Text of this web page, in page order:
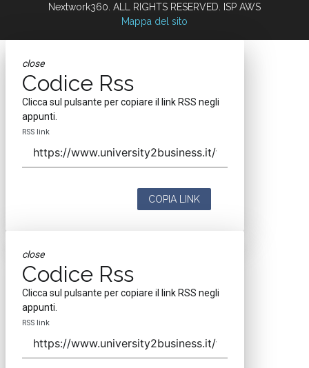
Nextwork360. ALL RIGHTS RESERVED. ISP AWS
Mappa del sito
close
Codice Rss
Clicca sul pulsante per copiare il link RSS negli
appunti.
RSS link
COPIA LINK
close
Codice Rss
Clicca sul pulsante per copiare il link RSS negli
appunti.
RSS link